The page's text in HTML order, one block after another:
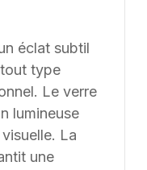
éclat subtil
type
Le verre
lumineuse
La
une